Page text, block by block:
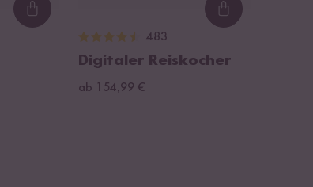
Loading... Loading...
483
Digitaler Reiskocher
ab 154,99 €